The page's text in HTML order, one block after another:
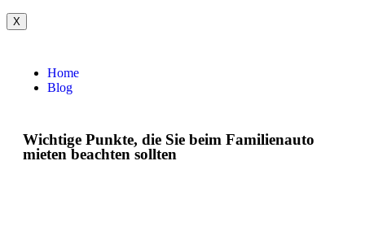
X
Home
Blog
Wichtige Punkte, die Sie beim Familienauto
mieten beachten sollten